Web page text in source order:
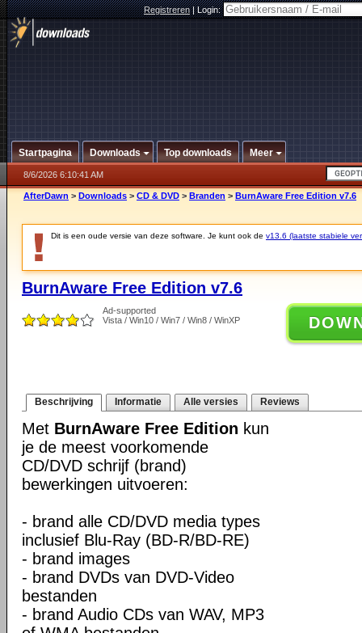
Registreren|Login:
Startpagina Downloads Top downloads Meer
8/6/2026 6:10:41 AM
AfterDawn > Downloads > CD & DVD > Branden > BurnAware Free Edition v7.6
Dit is een oude versie van deze software. Je kunt ook de v13.6 (laatste stabiele
BurnAware Free Edition v7.6
Ad-supported
Vista / Win10 / Win7 / Win8 / WinXP
Beschrijving Informatie Alle versies Reviews
Met BurnAware Free Edition kun
je de meest voorkomende
CD/DVD schrijf (brand)
bewerkingen uitvoeren:
- brand alle CD/DVD media types
inclusief Blu-Ray (BD-R/BD-RE)
- brand images
- brand DVDs van DVD-Video
bestanden
- brand Audio CDs van WAV, MP3